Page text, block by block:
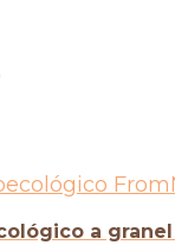
a granel